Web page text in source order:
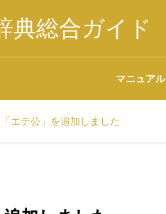
典総合ガイド
マニュアル
「エテ公」を追加しました